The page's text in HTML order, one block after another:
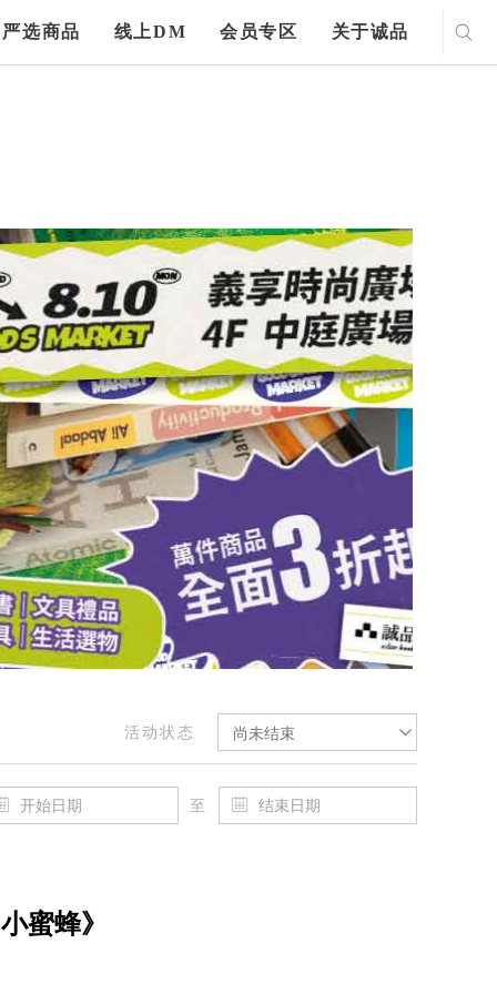
严选商品 线上DM 会员专区 关于诚品
活动状态 尚未结束
至
蜜蜂》